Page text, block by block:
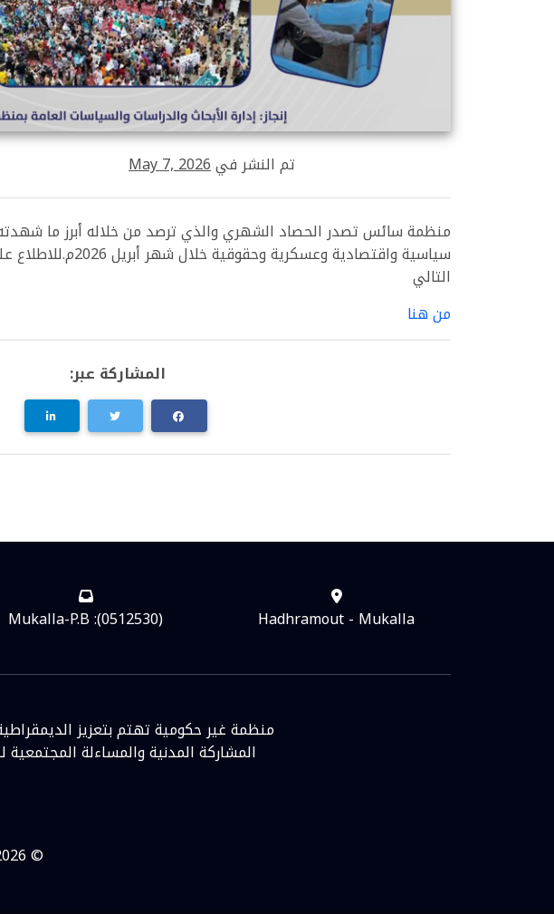
تم النشر فيMay 7, 2026
منظمة سائس تصدر الحصاد الشهري والذي ترصد من خلاله أبرز ما
سياسية واقتصادية
التالي
من هنا
المشاركة عبر:
Hadhramout - Mukalla
Mukalla-P.B :(0512530)
منظمة غير حكومية تهتم بتعزيز
المشاركة المدنية والمساءلة
© 2026 جميع الحقوق محفوظة